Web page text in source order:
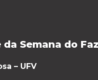
Semana do
– UFV